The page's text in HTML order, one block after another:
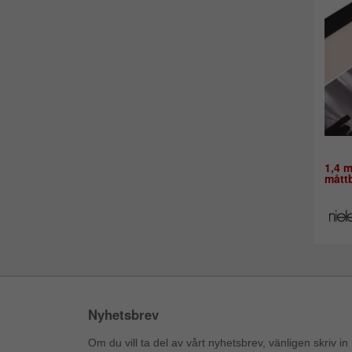
1,4
Nyhetsbrev
Om du vill ta del av vårt nyhetsbrev, vänligen skriv in